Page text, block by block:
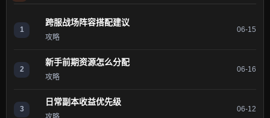
1
跨服战场阵容搭配建议
攻略
06-15
2
新手前期资源怎么分配
攻略
06-16
3
日常副本收益优先级
06-12